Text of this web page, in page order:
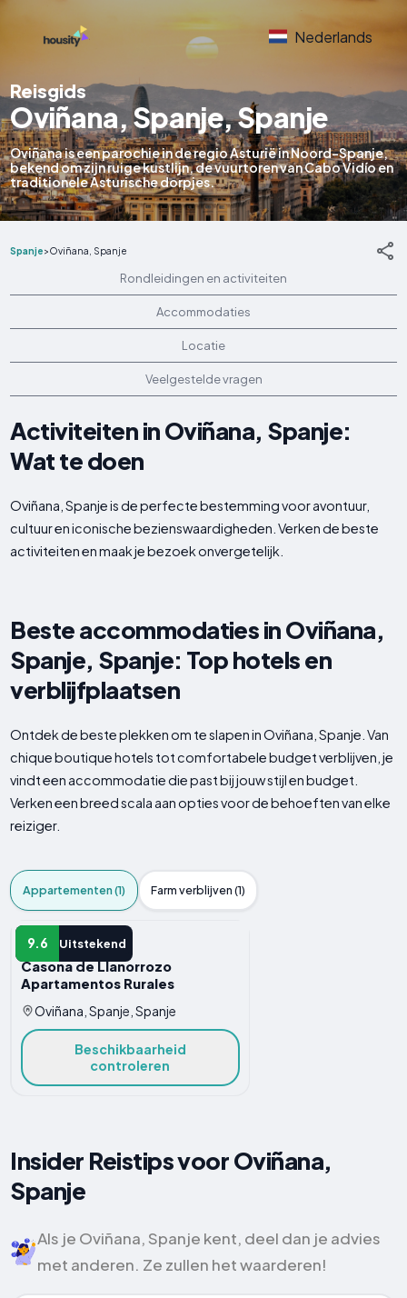
Nederlands
Reisgids
Oviñana, Spanje, Spanje
Oviñana is een parochie in de regio Asturië in Noord-Spanje,
bekend om zijn ruige kustlijn, de vuurtoren van Cabo Vidío en
traditionele Asturische dorpjes.
Spanje>Oviñana, Spanje
Rondleidingen en activiteiten
Accommodaties
Locatie
Veelgestelde vragen
Activiteiten in Oviñana, Spanje:
Wat te doen
Oviñana, Spanje is de perfecte bestemming voor avontuur,
cultuur en iconische bezienswaardigheden. Verken de beste
activiteiten en maak je bezoek onvergetelijk.
Beste accommodaties in Oviñana,
Spanje, Spanje: Top hotels en
verblijfplaatsen
Ontdek de beste plekken om te slapen in Oviñana, Spanje. Van
chique boutique hotels tot comfortabele budget verblijven, je
vindt een accommodatie die past bij jouw stijl en budget.
Verken een breed scala aan opties voor de behoeften van elke
reiziger.
Appartementen (1) Farm verblijven (1)
9.6 Uitstekend
APPARTEMENT
Casona de Llanorrozo
Apartamentos Rurales
Oviñana, Spanje, Spanje
Beschikbaarheid
controleren
Insider Reistips voor Oviñana,
Spanje
Als je Oviñana, Spanje kent, deel dan je advies
met anderen. Ze zullen het waarderen!